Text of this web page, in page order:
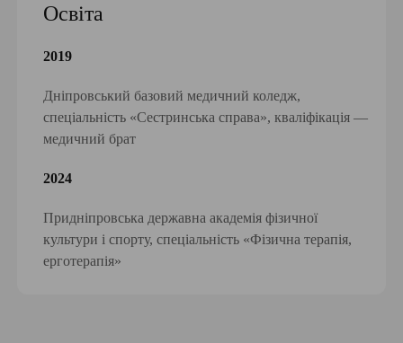
Освіта
2019
Дніпровський базовий медичний коледж,
спеціальність «Сестринська справа», кваліфікація —
медичний брат
2024
Придніпровська державна академія фізичної
культури і спорту, спеціальність «Фізична терапія,
ерготерапія»